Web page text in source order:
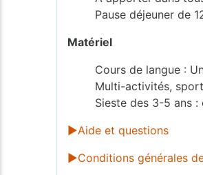
Pause déjeuner de
Matériel
Cours de langue :
Multi-activités,
Sieste des 3-5 ans
►Aide et questions
►Conditions générales